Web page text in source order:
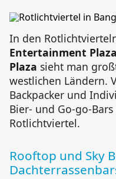
In den
Entertainment
Plaza sieht man
westlichen Ländern.
Backpacker und
Bier- und Go-go-
Rotlichtviertel.
Rooftop und Sky